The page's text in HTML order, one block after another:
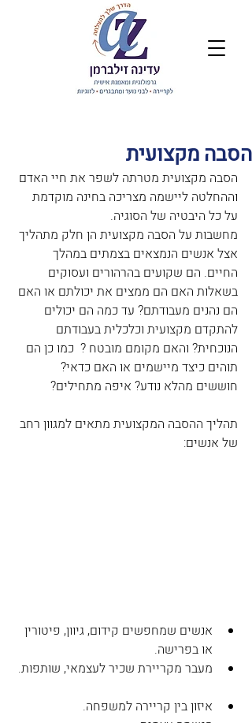
הסבה מקצועית
הסבה מקצועית מטרתה לשפר את חיי האדם
וההחלטה ליישמה מצריכה בחינה מוקדמת
על כל היבטיה של הסוגיה.
מחשבות על הסבה מקצועית הן חלק מתהליך
אצל אנשים הנמצאים בצמתים במהלך
החיים. הם שקועים בהרהורים ועסוקים
בשאלות האם הם ממצים את יכולתם או האם
הם נהנים מעבודתם? עד כמה הם יכולים
להתקדם מקצועית וכלכלית בעבודתם
הנוכחית? והאם מקומם מובטח ?  כמו כן הם
תוהים כיצד מיישמים או האם כדאי?
חוששים מהלא נודע? איפה מתחילים?
תהליך ההסבה המקצועית מתאים למגוון רחב
של אנשים:
אנשים שמחפשים קידום, גיוון, פיטורין
או בפרישה.
מעבר מקריירת שכיר לעצמאי, שותפות.
איזון בין קריירה למשפחה.